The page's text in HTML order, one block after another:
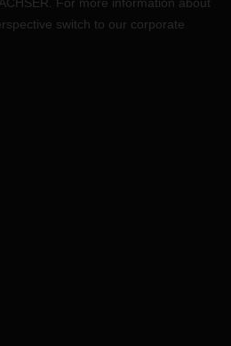
switch to our corporate